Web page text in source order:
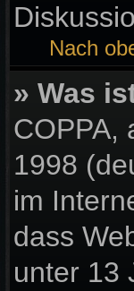
Nach
» Was
COPPA,
1998
im
dass
unter 13